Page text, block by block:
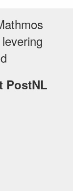
PostNL